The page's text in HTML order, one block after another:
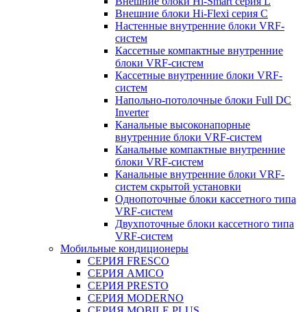
Внешние блоки Hi-Flexi серия C
Настенные внутренние блоки VRF-
систем
Кассетные компактные внутренние
блоки VRF-систем
Кассетные внутренние блоки VRF-
систем
Напольно-потолочные блоки Full DC
Inverter
Канальные высоконапорные
внутренние блоки VRF-систем
Канальные компактные внутренние
блоки VRF-систем
Канальные внутренние блоки VRF-
систем скрытой установки
Однопоточные блоки кассетного типа
VRF-систем
Двухпоточные блоки кассетного типа
VRF-систем
Мобильные кондиционеры
СЕРИЯ FRESCO
СЕРИЯ AMICO
СЕРИЯ PRESTO
СЕРИЯ MODERNO